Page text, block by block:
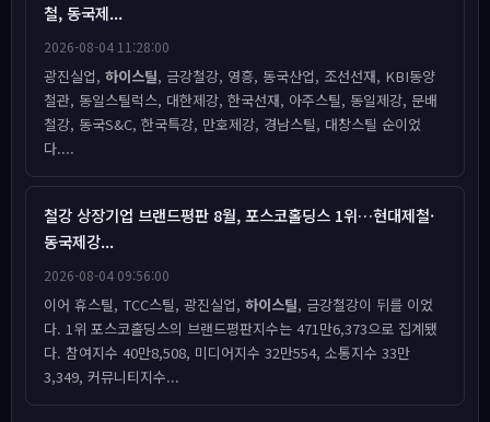
철, 동국제...
2026-08-04 11:28:00
광진실업, 하이스틸, 금강철강, 영흥, 동국산업, 조선선재, KBI동양
철관, 동일스틸럭스, 대한제강, 한국선재, 아주스틸, 동일제강, 문배
철강, 동국S&C, 한국특강, 만호제강, 경남스틸, 대창스틸 순이었
다....
철강 상장기업 브랜드평판 8월, 포스코홀딩스 1위…현대제철·
동국제강...
2026-08-04 09:56:00
이어 휴스틸, TCC스틸, 광진실업, 하이스틸, 금강철강이 뒤를 이었
다. 1위 포스코홀딩스의 브랜드평판지수는 471만6,373으로 집계됐
다. 참여지수 40만8,508, 미디어지수 32만554, 소통지수 33만
3,349, 커뮤니티지수...